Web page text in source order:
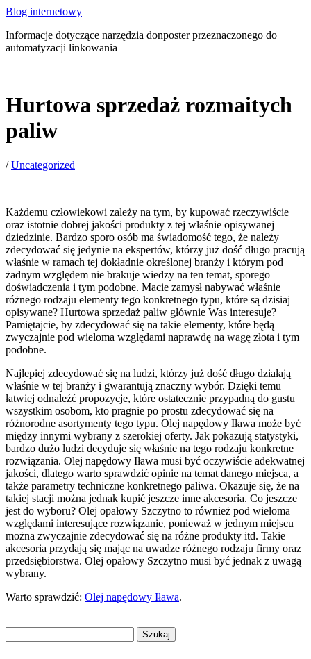
Blog internetowy
Informacje dotyczące narzędzia donposter przeznaczonego do
automatyzacji linkowania
Hurtowa sprzedaż rozmaitych
paliw
/Uncategorized
Każdemu człowiekowi zależy na tym, by kupować rzeczywiście
oraz istotnie dobrej jakości produkty z tej właśnie opisywanej
dziedzinie. Bardzo sporo osób ma świadomość tego, że należy
zdecydować się jedynie na ekspertów, którzy już dość długo pracują
właśnie w ramach tej dokładnie określonej branży i którym pod
żadnym względem nie brakuje wiedzy na ten temat, sporego
doświadczenia i tym podobne. Macie zamysł nabywać właśnie
różnego rodzaju elementy tego konkretnego typu, które są dzisiaj
opisywane? Hurtowa sprzedaż paliw głównie Was interesuje?
Pamiętajcie, by zdecydować się na takie elementy, które będą
zwyczajnie pod wieloma względami naprawdę na wagę złota i tym
podobne.
Najlepiej zdecydować się na ludzi, którzy już dość długo działają
właśnie w tej branży i gwarantują znaczny wybór. Dzięki temu
łatwiej odnaleźć propozycje, które ostatecznie przypadną do gustu
wszystkim osobom, kto pragnie po prostu zdecydować się na
różnorodne asortymenty tego typu. Olej napędowy Iława może być
między innymi wybrany z szerokiej oferty. Jak pokazują statystyki,
bardzo dużo ludzi decyduje się właśnie na tego rodzaju konkretne
rozwiązania. Olej napędowy Iława musi być oczywiście adekwatnej
jakości, dlatego warto sprawdzić opinie na temat danego miejsca, a
także parametry techniczne konkretnego paliwa. Okazuje się, że na
takiej stacji można jednak kupić jeszcze inne akcesoria. Co jeszcze
jest do wyboru? Olej opałowy Szczytno to również pod wieloma
względami interesujące rozwiązanie, ponieważ w jednym miejscu
można zwyczajnie zdecydować się na różne produkty itd. Takie
akcesoria przydają się mając na uwadze różnego rodzaju firmy oraz
przedsiębiorstwa. Olej opałowy Szczytno musi być jednak z uwagą
wybrany.
Warto sprawdzić: Olej napędowy Iława.